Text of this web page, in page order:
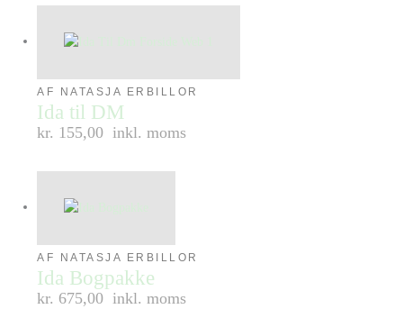
AF NATASJA ERBILLOR
Ida til DM
kr. 155,00 inkl. moms
AF NATASJA ERBILLOR
Ida Bogpakke
kr. 675,00 inkl. moms